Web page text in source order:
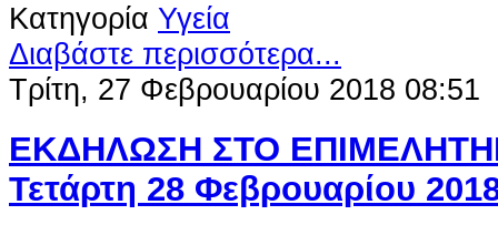
Κατηγορία Υγεία
Διαβάστε περισσότερα...
Τρίτη, 27 Φεβρουαρίου 2018 08:51
ΕΚΔΗΛΩΣΗ ΣΤΟ
Τετάρτη 28 Φεβρουαρίου